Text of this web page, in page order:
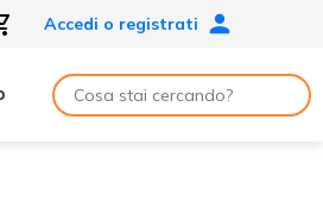
Accedi o registrati